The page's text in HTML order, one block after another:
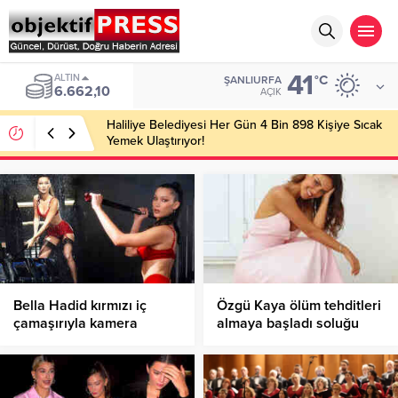
ALTIN
6.662,10
ŞANLIURFA
AÇIK 41°C
Haliliye Belediyesi Her Gün 4 Bin 898 Kişiye Sıcak
Yemek Ulaştırıyor!
Bella Hadid kırmızı iç
çamaşırıyla kamera
Özgü Kaya ölüm tehditleri
almaya başladı soluğu